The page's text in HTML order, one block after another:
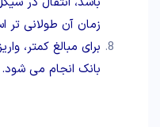
زمان آن طولانی تر
برای مبالغ کمتر،
بانک انجام می شود.